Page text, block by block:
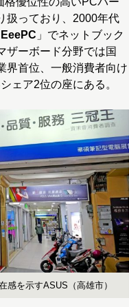
扱っており、2000年代
EeePC 」でネットブック
ザーボード分野では国
界首位、一般消費者向け
ェア2位の座にある。
感を示すASUS（高雄市）